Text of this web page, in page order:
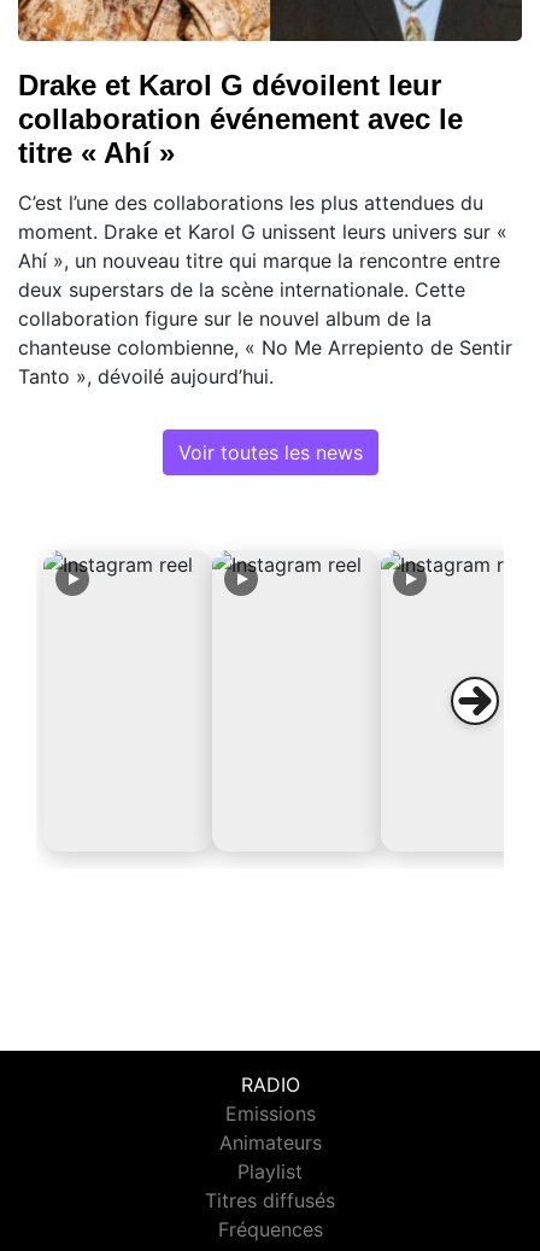
Drake et Karol G dévoilent leur
collaboration événement avec le
titre « Ahí »
C’est l’une des collaborations les plus attendues du
moment. Drake et Karol G unissent leurs univers sur «
Ahí », un nouveau titre qui marque la rencontre entre
deux superstars de la scène internationale. Cette
collaboration figure sur le nouvel album de la
chanteuse colombienne, « No Me Arrepiento de Sentir
Tanto », dévoilé aujourd’hui.
Voir toutes les news
RADIO
Emissions
Animateurs
Playlist
Titres diffusés
Fréquences